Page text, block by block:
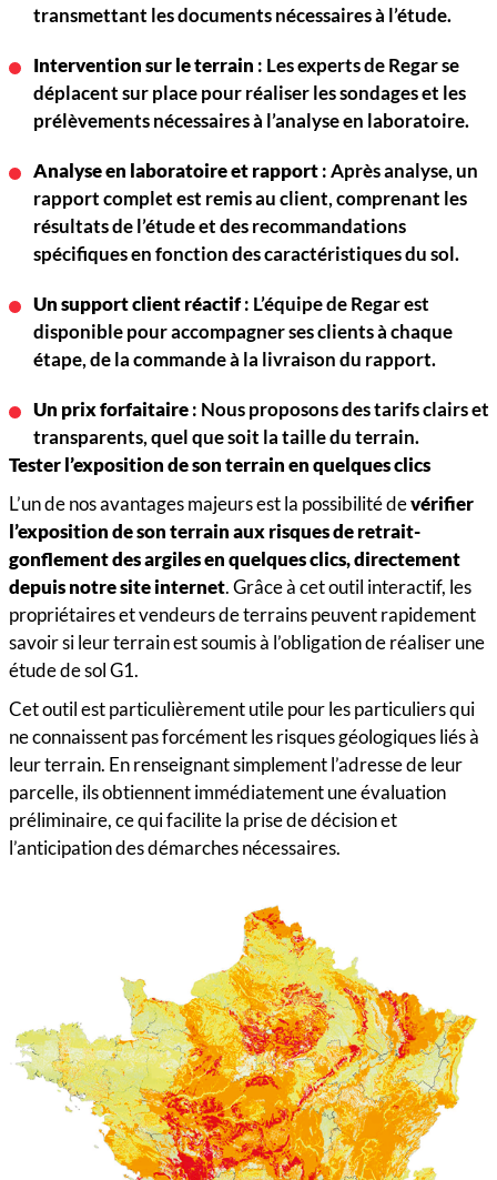
transmettant les documents nécessaires à l’étude.
Intervention sur le terrain : Les experts de Regar se
déplacent sur place pour réaliser les sondages et les
prélèvements nécessaires à l’analyse en laboratoire.
Analyse en laboratoire et rapport: Après analyse, un
rapport complet est remis au client, comprenant les
résultats de l’étude et des recommandations
spécifiques en fonction des caractéristiques du sol.
Un support client réactif: L’équipe de Regar est
disponible pour accompagner ses clients à chaque
étape, de la commande à la livraison du rapport.
Un prix forfaitaire: Nous proposons des tarifs clairs et
transparents, quel que soit la taille du terrain.
Tester l’exposition de son terrain en quelques clics
L’un de nos avantages majeurs est la possibilité devérifier
l’exposition de son terrain aux risques de retrait-
gonflement des argiles en quelques clics, directement
depuis notre site internet. Grâce à cet outil interactif, les
propriétaires et vendeurs de terrains peuvent rapidement
savoir si leur terrain est soumis à l’obligation de réaliser une
étude de sol G1.
Cet outil est particulièrement utile pour les particuliers qui
ne connaissent pas forcément les risques géologiques liés à
leur terrain. En renseignant simplement l’adresse de leur
parcelle, ils obtiennent immédiatement une évaluation
préliminaire, ce qui facilite la prise de décision et
l’anticipation des démarches nécessaires.